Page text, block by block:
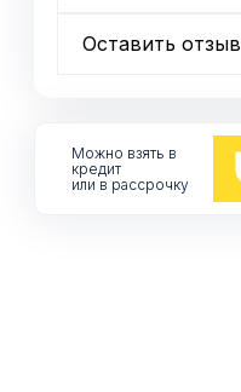
Оставить отзыв
Можно взять в
кредит
или в рассрочку